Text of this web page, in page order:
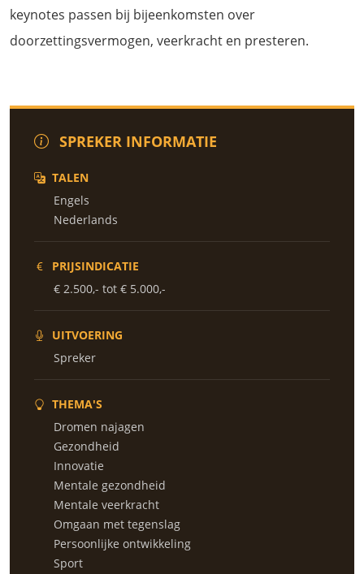
keynotes passen bij bijeenkomsten over
doorzettingsvermogen, veerkracht en presteren.
SPREKER INFORMATIE
TALEN
Engels
Nederlands
PRIJSINDICATIE
€ 2.500,- tot € 5.000,-
UITVOERING
Spreker
THEMA'S
Dromen najagen
Gezondheid
Innovatie
Mentale gezondheid
Mentale veerkracht
Omgaan met tegenslag
Persoonlijke ontwikkeling
Sport